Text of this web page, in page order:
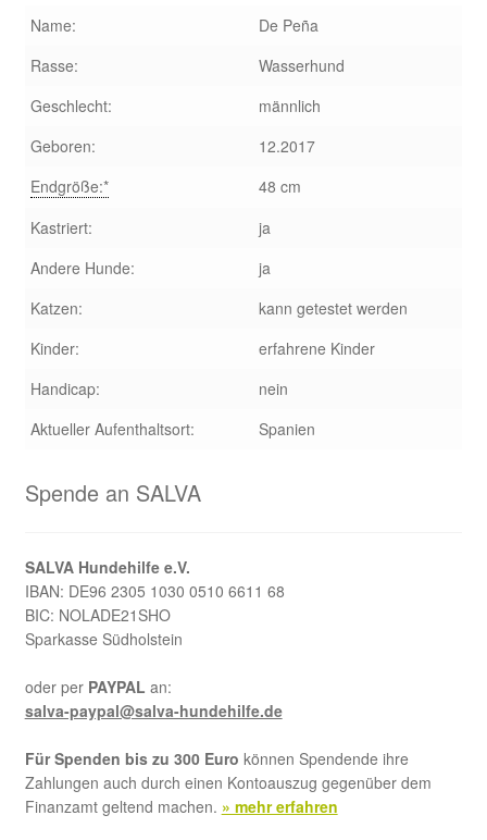
Name:
De Peña
Rasse:
Wasserhund
Geschlecht:
männlich
Geboren:
12.2017
Endgröße:*
48 cm
Kastriert:
ja
Andere Hunde:
ja
Katzen:
kann getestet werden
Kinder:
erfahrene Kinder
Handicap:
nein
Aktueller Aufenthaltsort:
Spanien
Spende an SALVA
SALVA Hundehilfe e.V.
IBAN: DE96 2305 1030 0510 6611 68
BIC: NOLADE21SHO
Sparkasse Südholstein
oder per PAYPAL an:
salva-paypal@salva-hundehilfe.de
Für Spenden bis zu 300 Euro können Spendende ihre
Zahlungen auch durch einen Kontoauszug gegenüber dem
Finanzamt geltend machen. » mehr erfahren